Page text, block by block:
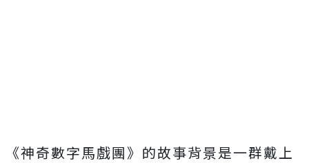
《神奇數字馬戲團》的故事背景是一群戴上